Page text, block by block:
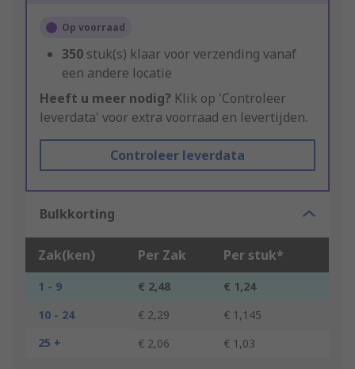
Op voorraad
350 stuk(s) klaar voor verzending vanaf
een andere locatie
Heeft u meer nodig? Klik op 'Controleer
leverdata' voor extra voorraad en levertijden.
Controleer leverdata
Bulkkorting
Zak(ken) Per Zak Per stuk*
1 - 9 € 2,48
€ 1,24
10 - 24
€ 2,29
€ 1,145
25 +
€ 2,06 € 1,03